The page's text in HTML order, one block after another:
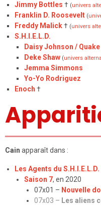
Jimmy Bottles † (univers
Franklin D. Roosevelt (
Freddy Malick† (univers
S.H.I.E.L.D.
Daisy Johnson / Quake
Deke Shaw (univers
Jemma Simmons
Yo-Yo Rodriguez
Enoch †
Cain apparaît dans :
Les Agents du S.H.I.E.L.D.
Saison 7, en 2020
07x01 – Nouvelle
07x03 – Les aliens